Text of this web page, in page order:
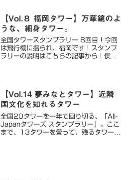
【Vol.８ 福岡タワー】万華鏡のよ
うな、細身タワー。
全国タワースタンプラリー 8回目！今回
は飛行機に揺られ、福岡です！スタンプ
ラリーの説明はこちらの記事から！僕の
【Vol.14 夢みなとタワー】近隣
国文化を知れるタワー
全国20タワーを一年で回り切る、「All-
Japanタワーズ スタンプラリー」。ここ
まで、13タワーを登って、残るタワーは